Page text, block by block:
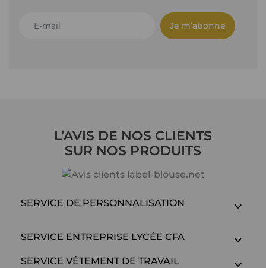
Je m’abonne
L’AVIS DE NOS CLIENTS
SUR NOS PRODUITS
SERVICE DE PERSONNALISATION
SERVICE ENTREPRISE LYCÉE CFA
SERVICE VÊTEMENT DE TRAVAIL